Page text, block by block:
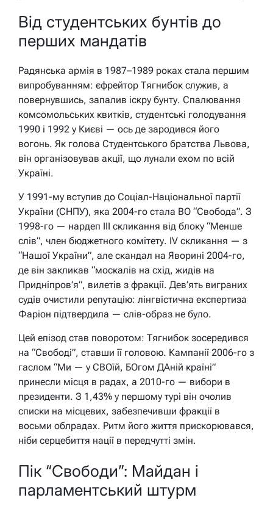
Від студентських бунтів до
перших мандатів
Радянська армія в 1987–1989 роках стала першим
випробуванням: єфрейтор Тягнибок служив, а
повернувшись, запалив іскру бунту. Спалювання
комсомольських квитків, студентські голодування
1990 і 1992 у Києві — ось де зародився його
вогонь. Як голова Студентського братства Львова,
він організовував акції, що лунали ехом по всій
Україні.
У 1991-му вступив до Соціал-Національної партії
України (СНПУ), яка 2004-го стала ВО “Свобода”. З
1998-го — нардеп III скликання від блоку “Менше
слів”, член бюджетного комітету. IV скликання — з
“Нашої України”, але скандал на Яворині 2004-го,
де він закликав “москалів на схід, жидів на
Придніпров’я”, вилетів з фракції. Дев’ять виграних
судів очистили репутацію: лінгвістична експертиза
Фаріон підтвердила — слів-образ не було.
Цей епізод став поворотом: Тягнибок зосередився
на “Свободі”, ставши її головою. Кампанії 2006-го з
гаслом “Ми — у СВОїй, БОгом ДАній країні”
принесли місця в радах, а 2010-го — вибори в
президенти. З 1,43% у першому турі він очолив
списки на місцевих, забезпечивши фракції в
восьми облрадах. Ритм його життя прискорювався,
ніби серцебиття нації в передчутті змін.
Пік “Свободи”: Майдан і
парламентський штурм